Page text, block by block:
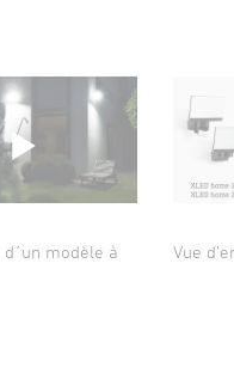
modèle à
Vue